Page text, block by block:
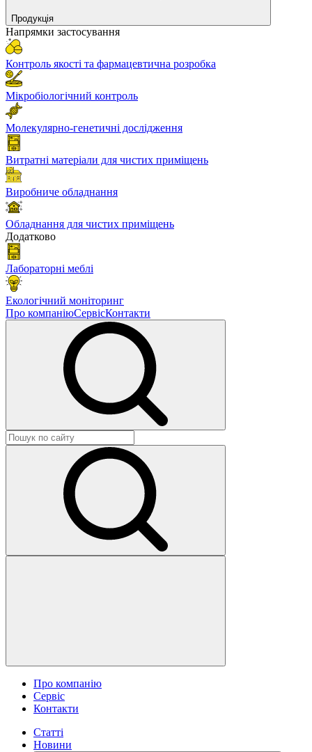
Продукція
Напрямки застосування
Контроль якості та фармацевтична розробка
Мікробіологічний контроль
Молекулярно-генетичні дослідження
Витратні матеріали для чистих приміщень
Виробниче обладнання
Обладнання для чистих приміщень
Додатково
Лабораторні меблі
Екологічний моніторинг
Про компаніюСервісКонтакти
Про компанію
Сервіс
Контакти
Статті
Новини